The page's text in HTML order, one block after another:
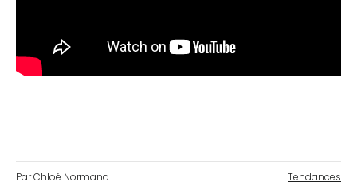
Par Chloé Normand Tendances